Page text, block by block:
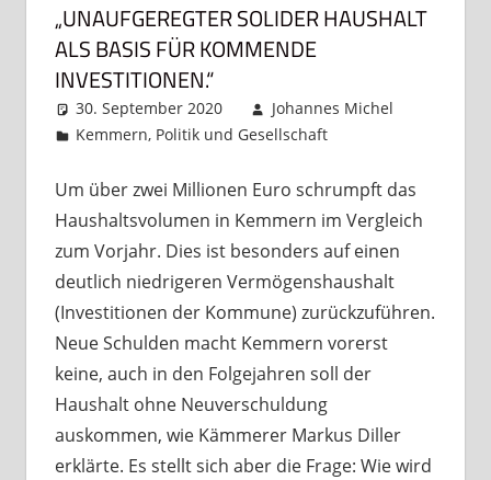
„UNAUFGEREGTER SOLIDER HAUSHALT
ALS BASIS FÜR KOMMENDE
INVESTITIONEN.“
30. September 2020
Johannes Michel
Kemmern, Politik und Gesellschaft
Um über zwei Millionen Euro schrumpft das
Haushaltsvolumen in Kemmern im Vergleich
zum Vorjahr. Dies ist besonders auf einen
deutlich niedrigeren Vermögenshaushalt
(Investitionen der Kommune) zurückzuführen.
Neue Schulden macht Kemmern vorerst
keine, auch in den Folgejahren soll der
Haushalt ohne Neuverschuldung
auskommen, wie Kämmerer Markus Diller
erklärte. Es stellt sich aber die Frage: Wie wird